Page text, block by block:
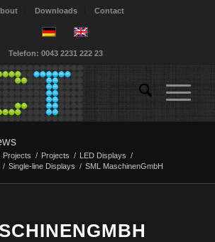
Downloads Contact
Telefon: 0043 2231 222 23
Projects / Projects / LED Displays /
/ Single-line Displays / SML MaschinenGmbH